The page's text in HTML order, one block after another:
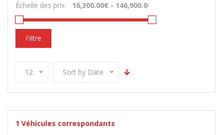
Échelle des prix
Filtre
12 Sort by Date
1 Véhicules correspondants